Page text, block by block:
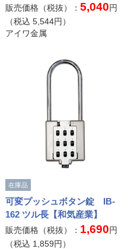
販売価格（税抜）： 5,040円
（税込 5,544円）
アイワ金属
在庫品
可変プッシュボタン錠 IB-
162 ツル長【和気産業】
販売価格（税抜）： 1,690円
（税込 1,859円）